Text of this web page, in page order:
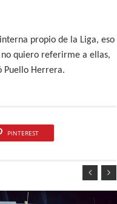
propio de la Liga, eso
quiero referirme a ellas,
Puello Herrera.
PINTEREST